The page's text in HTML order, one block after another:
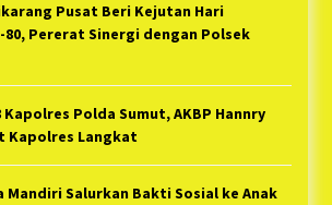
Pusat Beri Kejutan Hari
80, Pererat Sinergi dengan Polsek
Polda Sumut, AKBP Hannry
Kapolres Langkat
Mandiri Salurkan Bakti Sosial ke Anak